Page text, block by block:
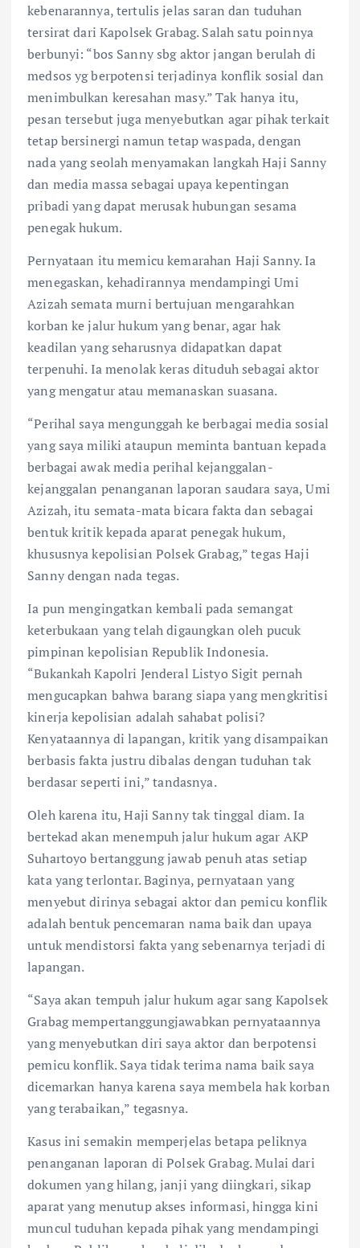
kebenarannya, tertulis jelas saran dan tuduhan
tersirat dari Kapolsek Grabag. Salah satu poinnya
berbunyi: “bos Sanny sbg aktor jangan berulah di
medsos yg berpotensi terjadinya konflik sosial dan
menimbulkan keresahan masy.” Tak hanya itu,
pesan tersebut juga menyebutkan agar pihak terkait
tetap bersinergi namun tetap waspada, dengan
nada yang seolah menyamakan langkah Haji Sanny
dan media massa sebagai upaya kepentingan
pribadi yang dapat merusak hubungan sesama
penegak hukum.
Pernyataan itu memicu kemarahan Haji Sanny. Ia
menegaskan, kehadirannya mendampingi Umi
Azizah semata murni bertujuan mengarahkan
korban ke jalur hukum yang benar, agar hak
keadilan yang seharusnya didapatkan dapat
terpenuhi. Ia menolak keras dituduh sebagai aktor
yang mengatur atau memanaskan suasana.
“Perihal saya mengunggah ke berbagai media sosial
yang saya miliki ataupun meminta bantuan kepada
berbagai awak media perihal kejanggalan-
kejanggalan penanganan laporan saudara saya, Umi
Azizah, itu semata-mata bicara fakta dan sebagai
bentuk kritik kepada aparat penegak hukum,
khususnya kepolisian Polsek Grabag,” tegas Haji
Sanny dengan nada tegas.
Ia pun mengingatkan kembali pada semangat
keterbukaan yang telah digaungkan oleh pucuk
pimpinan kepolisian Republik Indonesia.
“Bukankah Kapolri Jenderal Listyo Sigit pernah
mengucapkan bahwa barang siapa yang mengkritisi
kinerja kepolisian adalah sahabat polisi?
Kenyataannya di lapangan, kritik yang disampaikan
berbasis fakta justru dibalas dengan tuduhan tak
berdasar seperti ini,” tandasnya.
Oleh karena itu, Haji Sanny tak tinggal diam. Ia
bertekad akan menempuh jalur hukum agar AKP
Suhartoyo bertanggung jawab penuh atas setiap
kata yang terlontar. Baginya, pernyataan yang
menyebut dirinya sebagai aktor dan pemicu konflik
adalah bentuk pencemaran nama baik dan upaya
untuk mendistorsi fakta yang sebenarnya terjadi di
lapangan.
“Saya akan tempuh jalur hukum agar sang Kapolsek
Grabag mempertanggungjawabkan pernyataannya
yang menyebutkan diri saya aktor dan berpotensi
pemicu konflik. Saya tidak terima nama baik saya
dicemarkan hanya karena saya membela hak korban
yang terabaikan,” tegasnya.
Kasus ini semakin memperjelas betapa peliknya
penanganan laporan di Polsek Grabag. Mulai dari
dokumen yang hilang, janji yang diingkari, sikap
aparat yang menutup akses informasi, hingga kini
muncul tuduhan kepada pihak yang mendampingi